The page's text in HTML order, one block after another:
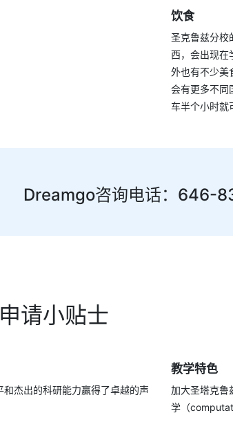
饮食
圣克鲁兹分校
西，会出现在
外也有不少美
会有更多不同
车半个小时就
Dreamgo咨询电话：646-
请小贴士
杰出的科研能力赢得了卓越的声
教学特色
加大圣塔克鲁
学（